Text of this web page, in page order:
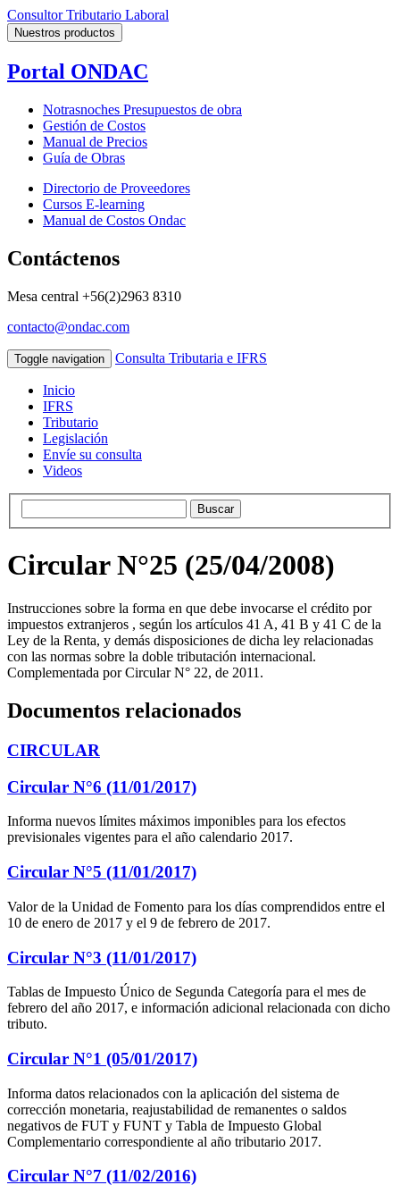
Consultor Tributario Laboral
Nuestros productos
Portal ONDAC
Notrasnoches Presupuestos de obra
Gestión de Costos
Manual de Precios
Guía de Obras
Directorio de Proveedores
Cursos E-learning
Manual de Costos Ondac
Contáctenos
Mesa central +56(2)2963 8310
contacto@ondac.com
Toggle navigation Consulta Tributaria e IFRS
Inicio
IFRS
Tributario
Legislación
Envíe su consulta
Videos
Circular N°25 (25/04/2008)
Instrucciones sobre la forma en que debe invocarse el crédito por
impuestos extranjeros , según los artículos 41 A, 41 B y 41 C de la
Ley de la Renta, y demás disposiciones de dicha ley relacionadas
con las normas sobre la doble tributación internacional.
Complementada por Circular N° 22, de 2011.
Documentos relacionados
CIRCULAR
Circular N°6 (11/01/2017)
Informa nuevos límites máximos imponibles para los efectos
previsionales vigentes para el año calendario 2017.
Circular N°5 (11/01/2017)
Valor de la Unidad de Fomento para los días comprendidos entre el
10 de enero de 2017 y el 9 de febrero de 2017.
Circular N°3 (11/01/2017)
Tablas de Impuesto Único de Segunda Categoría para el mes de
febrero del año 2017, e información adicional relacionada con dicho
tributo.
Circular N°1 (05/01/2017)
Informa datos relacionados con la aplicación del sistema de
corrección monetaria, reajustabilidad de remanentes o saldos
negativos de FUT y FUNT y Tabla de Impuesto Global
Complementario correspondiente al año tributario 2017.
Circular N°7 (11/02/2016)